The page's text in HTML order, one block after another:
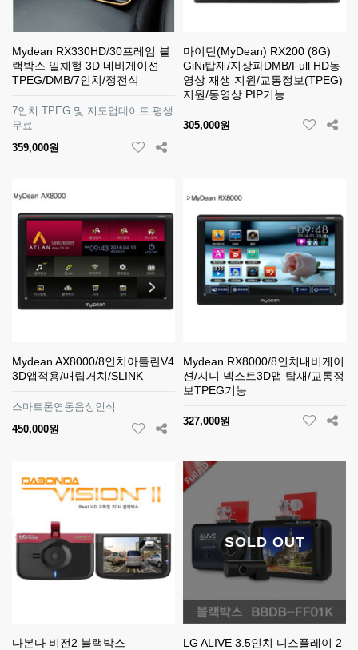
Mydean RX330HD/30프레임 블
랙박스 일체형 3D 네비게이션
TPEG/DMB/7인치/정전식
7인치 TPEG 및 지도업데이트 평생
무료
359,000원
마이딘(MyDean) RX200 (8G)
GiNi탑재/지상파DMB/Full HD동
영상 재생 지원/교통정보(TPEG)
지원/동영상 PIP기능
305,000원
Mydean AX8000/8인치아틀란V4
3D앱적용/매립거치/SLINK
스마트폰연동음성인식
450,000원
Mydean RX8000/8인치내비게이
션/지니 넥스트3D맵 탑재/교통정
보TPEG기능
327,000원
다본다 비전2 블랙박스
SOLD OUT
LG ALIVE 3.5인치 디스플레이 2